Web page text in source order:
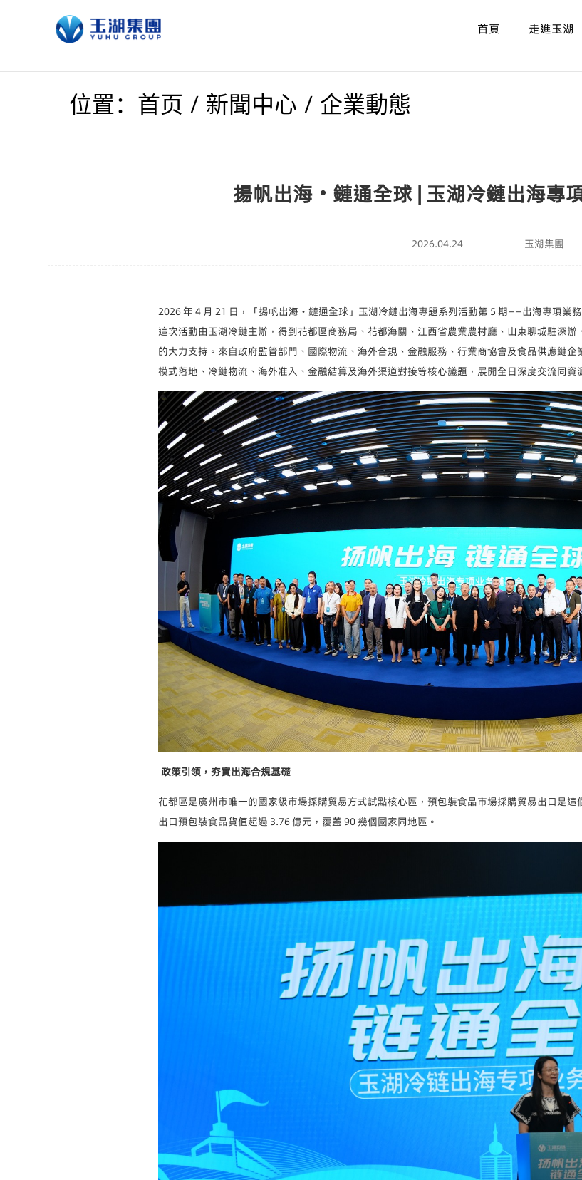
首頁 走進玉湖
位置：首页 / 新聞中心 / 企業動態
揚帆出海・鏈通全球 | 玉湖冷鏈出海專
2026.04.24 玉湖集團
2026 年 4 月 21 日，「揚帆出海・鏈通全球」玉湖冷鏈出海專題系列活動第 5 期——出海專項業
這次活動由玉湖冷鏈主辦，得到花都區商務局、花都海關、江西省農業農村廳、山東聊城駐深
的大力支持。來自政府監管部門、國際物流、海外合規、金融服務、行業商協會及食品供應鏈
模式落地、冷鏈物流、海外准入、金融結算及海外渠道對接等核心議題，展開全日深度交流同資
政策引領，夯實出海合規基礎
花都區是廣州市唯一的國家級市場採購貿易方式試點核心區，預包裝食品市場採購貿易出口是
出口預包裝食品貨值超過 3.76 億元，覆蓋 90 幾個國家同地區。